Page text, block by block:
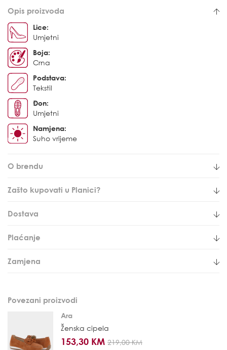
Opis proizvoda
Lice:
Umjetni
Boja:
Crna
Podstava:
Tekstil
Đon:
Umjetni
Namjena:
Suho vrijeme
O brendu
Zašto kupovati u Planici?
Dostava
Plaćanje
Zamjena
Povezani proizvodi
Ara
Ženska cipela
153,30 KM 219,00 KM